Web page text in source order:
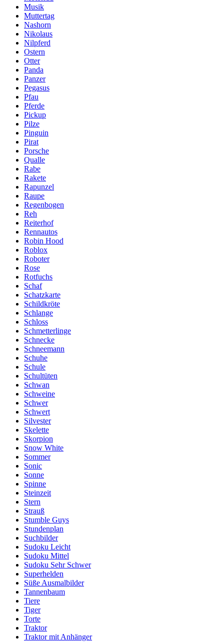
Musik
Muttertag
Nashorn
Nikolaus
Nilpferd
Ostern
Otter
Panda
Panzer
Pegasus
Pfau
Pferde
Pickup
Pilze
Pinguin
Pirat
Porsche
Qualle
Rabe
Rakete
Rapunzel
Raupe
Regenbogen
Reh
Reiterhof
Rennautos
Robin Hood
Roblox
Roboter
Rose
Rotfuchs
Schaf
Schatzkarte
Schildkröte
Schlange
Schloss
Schmetterlinge
Schnecke
Schneemann
Schuhe
Schule
Schultüten
Schwan
Schweine
Schwer
Schwert
Silvester
Skelette
Skorpion
Snow White
Sommer
Sonic
Sonne
Spinne
Steinzeit
Stern
Strauß
Stumble Guys
Stundenplan
Suchbilder
Sudoku Leicht
Sudoku Mittel
Sudoku Sehr Schwer
Superhelden
Süße Ausmalbilder
Tannenbaum
Tiere
Tiger
Torte
Traktor
Traktor mit Anhänger